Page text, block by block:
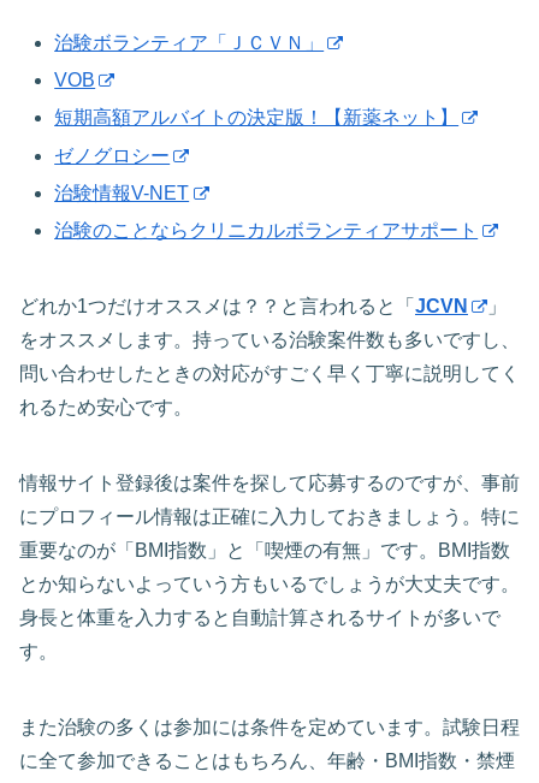
治験ボランティア「ＪＣＶＮ」
VOB
短期高額アルバイトの決定版！【新薬ネット】
ゼノグロシー
治験情報V-NET
治験のことならクリニカルボランティアサポート
どれか1つだけオススメは？？と言われると「 JCVN
」
をオススメします。持っている治験案件数も多いですし、
問い合わせしたときの対応がすごく早く丁寧に説明してく
れるため安心です。
情報サイト登録後は案件を探して応募するのですが、事前
にプロフィール情報は正確に入力しておきましょう。特に
重要なのが「BMI指数」と「喫煙の有無」です。BMI指数
とか知らないよっていう方もいるでしょうが大丈夫です。
身長と体重を入力すると自動計算されるサイトが多いで
す。
また治験の多くは参加には条件を定めています。試験日程
に全て参加できることはもちろん、年齢・BMI指数・禁煙